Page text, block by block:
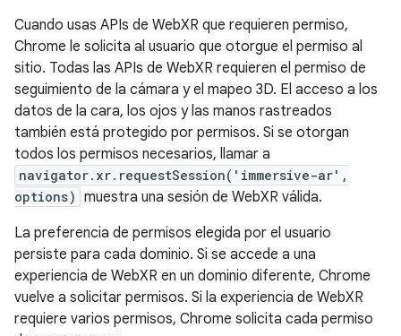
Cuando usas APIs de WebXR que requieren permiso,
Chrome le solicita al usuario que otorgue el permiso al
sitio. Todas las APIs de WebXR requieren el permiso de
seguimiento de la cámara y el mapeo 3D. El acceso a los
datos de la cara, los ojos y las manos rastreados
también está protegido por permisos. Si se otorgan
todos los permisos necesarios, llamar a
navigator.xr.requestSession('immersive-ar',
options) muestra una sesión de WebXR válida.
La preferencia de permisos elegida por el usuario
persiste para cada dominio. Si se accede a una
experiencia de WebXR en un dominio diferente, Chrome
vuelve a solicitar permisos. Si la experiencia de WebXR
requiere varios permisos, Chrome solicita cada permiso